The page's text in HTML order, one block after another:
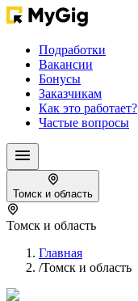
Подработки
Вакансии
Бонусы
Заказчикам
Как это работает?
Частые вопросы
Томск и область
Томск и область
Главная
/Томск и область